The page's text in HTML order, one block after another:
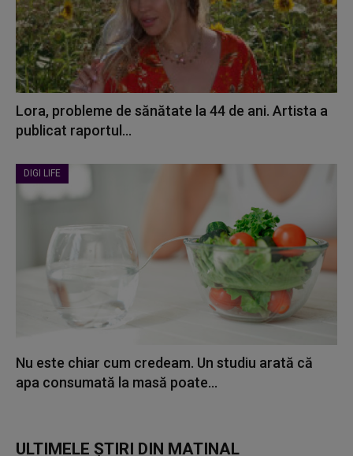
Lora, probleme de sănătate la 44 de ani. Artista a
publicat raportul...
DIGI LIFE
Nu este chiar cum credeam. Un studiu arată că
apa consumată la masă poate...
ULTIMELE ȘTIRI DIN MATINAL